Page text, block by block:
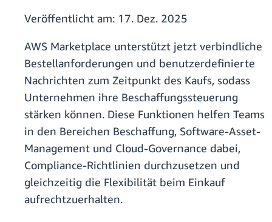
Veröffentlicht am: 17. Dez. 2025
AWS Marketplace unterstützt jetzt verbindliche
Bestellanforderungen und benutzerdefinierte
Nachrichten zum Zeitpunkt des Kaufs, sodass
Unternehmen ihre Beschaffungssteuerung
stärken können. Diese Funktionen helfen Teams
in den Bereichen Beschaffung, Software-Asset-
Management und Cloud-Governance dabei,
Compliance-Richtlinien durchzusetzen und
gleichzeitig die Flexibilität beim Einkauf
aufrechtzuerhalten.